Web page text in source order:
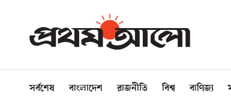
সর্বশেষ বাংলাদেশ রাজনীতি বিশ্ব বাণিজ্য